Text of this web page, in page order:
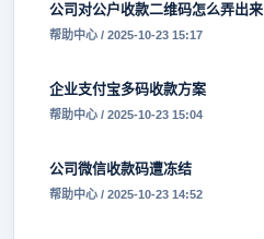
公司对公户收款二维码怎么弄出来
帮助中心 / 2025-10-23 15:17
企业支付宝多码收款方案
帮助中心 / 2025-10-23 15:04
公司微信收款码遭冻结
帮助中心 / 2025-10-23 14:52